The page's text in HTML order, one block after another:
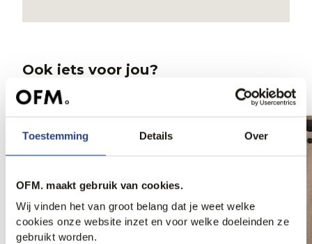
Toestemming Details Over
OFM. maakt gebruik van cookies.
Wij vinden het van groot belang dat je weet welke
cookies onze website inzet en voor welke doeleinden ze
gebruikt worden.
Ook iets voor jou?